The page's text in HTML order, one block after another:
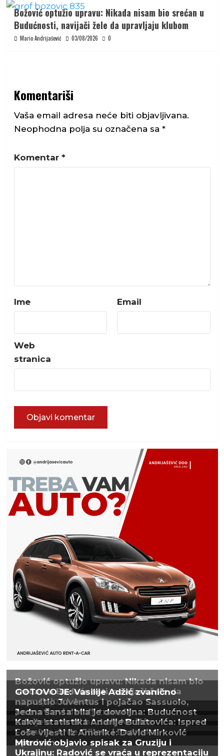
Božović optužio upravu: Nikada nisam bio srećan u
Budućnosti, navijači žele da upravljaju klubom
Mario Andrijašević 03/08/2026 0
Komentariši
Vaša email adresa neće biti objavljivana.
Neophodna polja su označena sa *
Komentar *
Ime Email
Web
stranica